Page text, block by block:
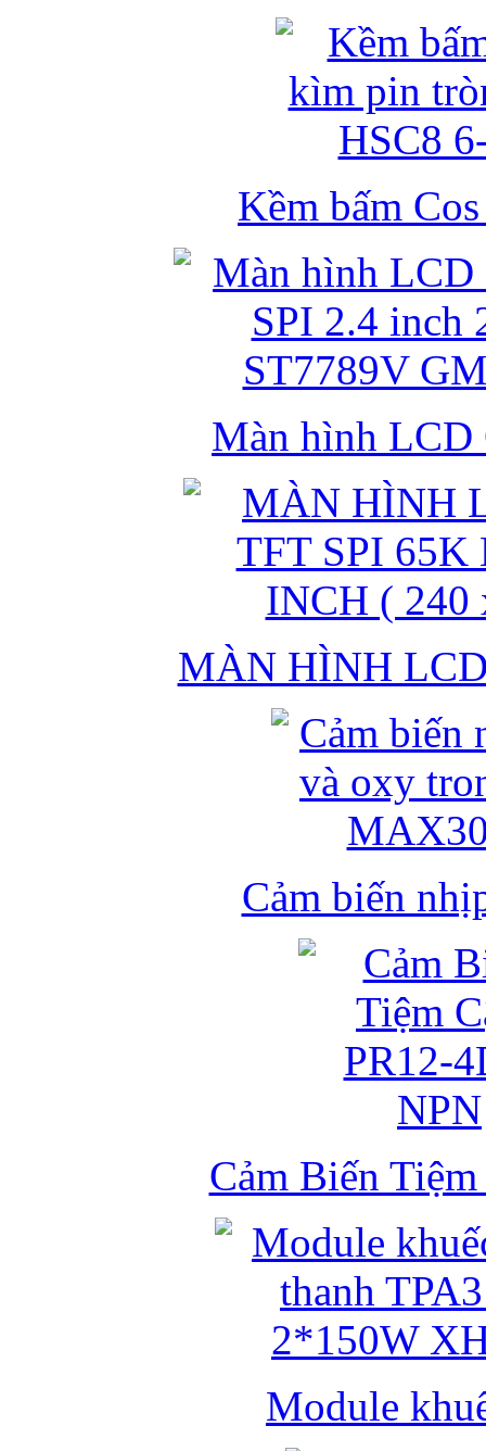
Kềm bấm
Màn hình LCD
MÀN HÌNH
Cảm biến
Cảm Biến
Module